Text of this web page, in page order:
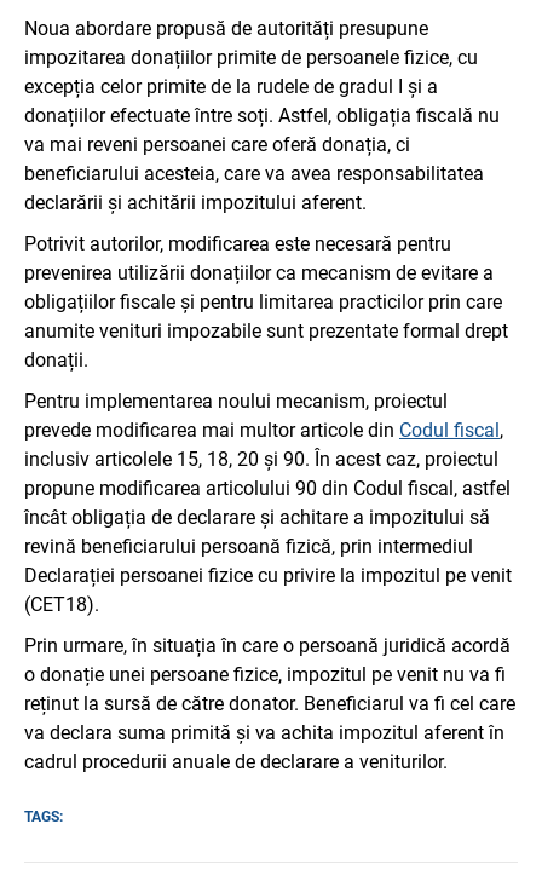
Noua abordare propusă de autorități presupune
impozitarea donațiilor primite de persoanele fizice, cu
excepția celor primite de la rudele de gradul I și a
donațiilor efectuate între soți. Astfel, obligația fiscală nu
va mai reveni persoanei care oferă donația, ci
beneficiarului acesteia, care va avea responsabilitatea
declarării și achitării impozitului aferent.
Potrivit autorilor, modificarea este necesară pentru
prevenirea utilizării donațiilor ca mecanism de evitare a
obligațiilor fiscale și pentru limitarea practicilor prin care
anumite venituri impozabile sunt prezentate formal drept
donații.
Pentru implementarea noului mecanism, proiectul
prevede modificarea mai multor articole din Codul fiscal,
inclusiv articolele 15, 18, 20 și 90. În acest caz, proiectul
propune modificarea articolului 90 din Codul fiscal, astfel
încât obligația de declarare și achitare a impozitului să
revină beneficiarului persoană fizică, prin intermediul
Declarației persoanei fizice cu privire la impozitul pe venit
(CET18).
Prin urmare, în situația în care o persoană juridică acordă
o donație unei persoane fizice, impozitul pe venit nu va fi
reținut la sursă de către donator. Beneficiarul va fi cel care
va declara suma primită și va achita impozitul aferent în
cadrul procedurii anuale de declarare a veniturilor.
TAGS: